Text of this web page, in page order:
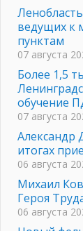
ведущих к
пунктам
07 августа
Более 1,5
обучение
07 августа
Александр
итогах
06 августа
Михаил
Героя
06 августа